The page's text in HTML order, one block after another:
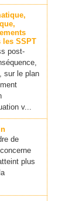
les SSPT
post-
sur le plan
v...
de
plus